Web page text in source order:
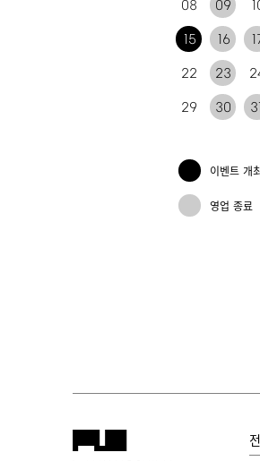
08 09
15 16
22 23
29 30
이벤트 개
영업 종료